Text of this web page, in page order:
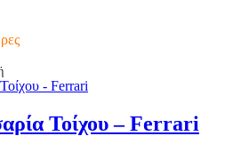
Τοίχου – Ferrari